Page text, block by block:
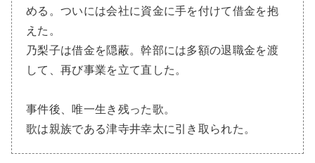
める。ついには会社に資金に手を付けて借金を抱
えた。
乃梨子は借金を隠蔽。幹部には多額の退職金を渡
して、再び事業を立て直した。
事件後、唯一生き残った歌。
歌は親族である津寺井幸太に引き取られた。